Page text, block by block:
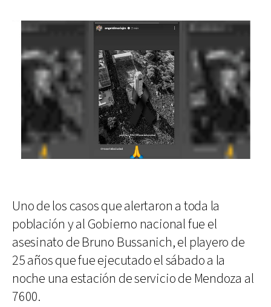
Uno de los casos que alertaron a toda la
población y al Gobierno nacional fue el
asesinato de Bruno Bussanich, el playero de
25 años que fue ejecutado el sábado a la
noche una estación de servicio de Mendoza al
7600.